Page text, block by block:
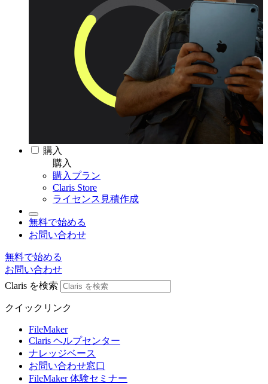
購入
購入
購入プラン
Claris Store
ライセンス見積作成
無料で始める
お問い合わせ
無料で始める
お問い合わせ
Claris を検索
クイックリンク
FileMaker
Claris ヘルプセンター
ナレッジベース
お問い合わせ窓口
FileMaker 体験セミナー